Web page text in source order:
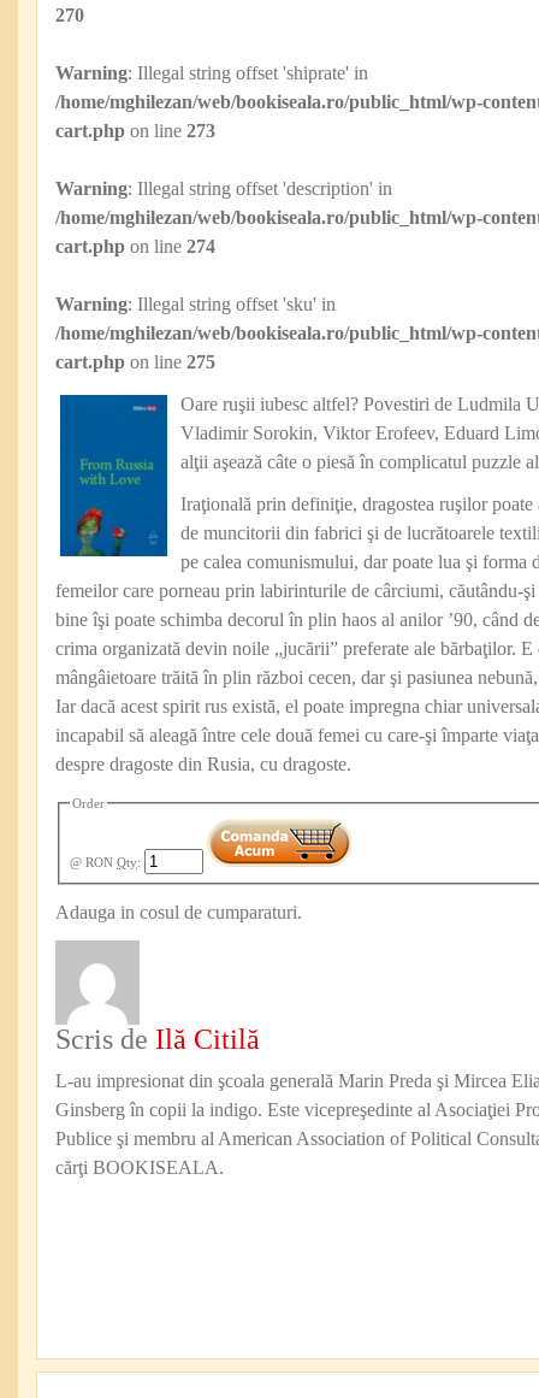
270
Warning: Illegal string offset 'shiprate' in
/home/mghilezan/web/bookiseala.ro/public_html/wp-
cart.php on line 273
Warning: Illegal string offset 'description' in
/home/mghilezan/web/bookiseala.ro/public_html/wp-
cart.php on line 274
Warning: Illegal string offset 'sku' in
/home/mghilezan/web/bookiseala.ro/public_html/wp-
cart.php on line 275
Oare ruşii iubesc altfel? Povestiri de Ludmila
Vladimir Sorokin, Viktor Erofeev, Eduard
alţii aşează câte o piesă în complicatul puzzle
Iraţională prin definiţie, dragostea ruşilor poate
de muncitorii din fabrici şi de lucrătoarele
pe calea comunismului, dar poate lua şi forma
femeilor care porneau prin labirinturile de cârciumi, căutându-
bine îşi poate schimba decorul în plin haos al anilor ’90, când
crima organizată devin noile „jucării” preferate ale bărbaţilor. E
mângâietoare trăită în plin război cecen, dar şi pasiunea
Iar dacă acest spirit rus există, el poate impregna chiar
incapabil să aleagă între cele două femei cu care-şi împarte
despre dragoste din Rusia, cu dragoste.
Order
@ RON Qty:
Adauga in cosul de cumparaturi.
Scris de Ilă Citilă
L-au impresionat din şcoala generală Marin Preda şi Mircea
Ginsberg în copii la indigo. Este vicepreşedinte al Asociaţiei
Publice şi membru al American Association of Political
cărţi BOOKISEALA.